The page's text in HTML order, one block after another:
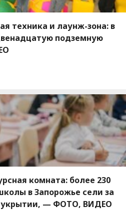
техника и лаунж-зона: в
подземную
комната: более 230
в Запорожье сели за
укрытии, — ФОТО, ВИДЕО